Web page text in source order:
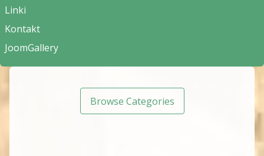
Linki
Kontakt
JoomGallery
Browse Categories